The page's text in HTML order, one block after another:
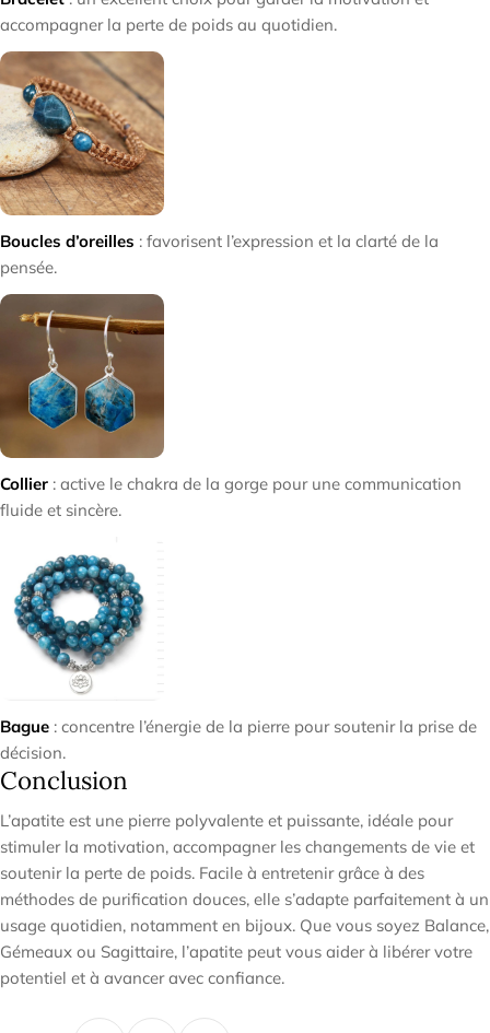
accompagner la perte de poids au quotidien.
Boucles d’oreilles : favorisent l’expression et la clarté de la
pensée.
Collier : active le chakra de la gorge pour une communication
fluide et sincère.
Bague : concentre l’énergie de la pierre pour soutenir la prise de
décision.
Conclusion
L’apatite est une pierre polyvalente et puissante, idéale pour
stimuler la motivation, accompagner les changements de vie et
soutenir la perte de poids. Facile à entretenir grâce à des
méthodes de purification douces, elle s’adapte parfaitement à un
usage quotidien, notamment en bijoux. Que vous soyez Balance,
Gémeaux ou Sagittaire, l’apatite peut vous aider à libérer votre
potentiel et à avancer avec confiance.